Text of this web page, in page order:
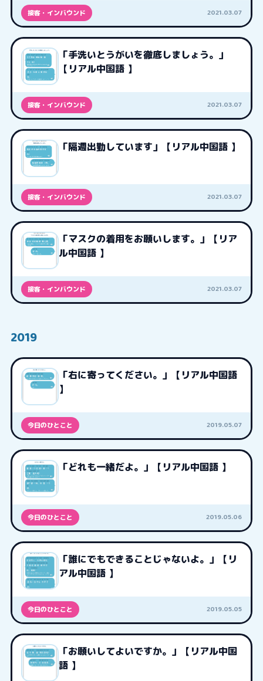
接客・インバウンド 2021.03.07
「手洗いとうがいを徹底しましょう。」
【リアル中国語 】
接客・インバウンド 2021.03.07
「隔週出勤しています」【リアル中国語 】
接客・インバウンド 2021.03.07
「マスクの着用をお願いします。」【リア
ル中国語 】
接客・インバウンド 2021.03.07
2019
「右に寄ってください。」【リアル中国語
】
今日のひとこと 2019.05.07
「どれも一緒だよ。」【リアル中国語 】
今日のひとこと 2019.05.06
「誰にでもできることじゃないよ。」【リ
アル中国語 】
今日のひとこと 2019.05.05
「お願いしてよいですか。」【リアル中国
語 】